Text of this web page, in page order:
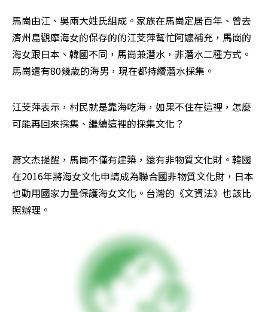
馬崗由江、吳兩大姓氏組成。家族在馬崗定居百年、曾去
濟州島觀摩海女的保存的的江芠萍幫忙阿嬤補充，馬崗的
海女跟日本、韓國不同，馬崗兼潛水，非潛水二種方式。
馬崗還有80幾歲的海男，現在都持續潛水採集。
江芠萍表示，村民就是靠海吃海，如果不住在這裡，怎麼
可能再回來採集、繼續這裡的採集文化？
蕭文杰提醒，馬崗不僅有建築，還有非物質文化財。韓國
在2016年將海女文化申請成為聯合國非物質文化財，日本
也動用國家力量保護海女文化。台灣的《文資法》也該比
照辦理。